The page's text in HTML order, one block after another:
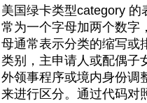
美国绿卡类型category 的
常为一个字母加两个数字
母通常表示分类的缩写或
类别，主申请人或配偶子
外领事程序或境内身份调
来进行区分。通过代码对